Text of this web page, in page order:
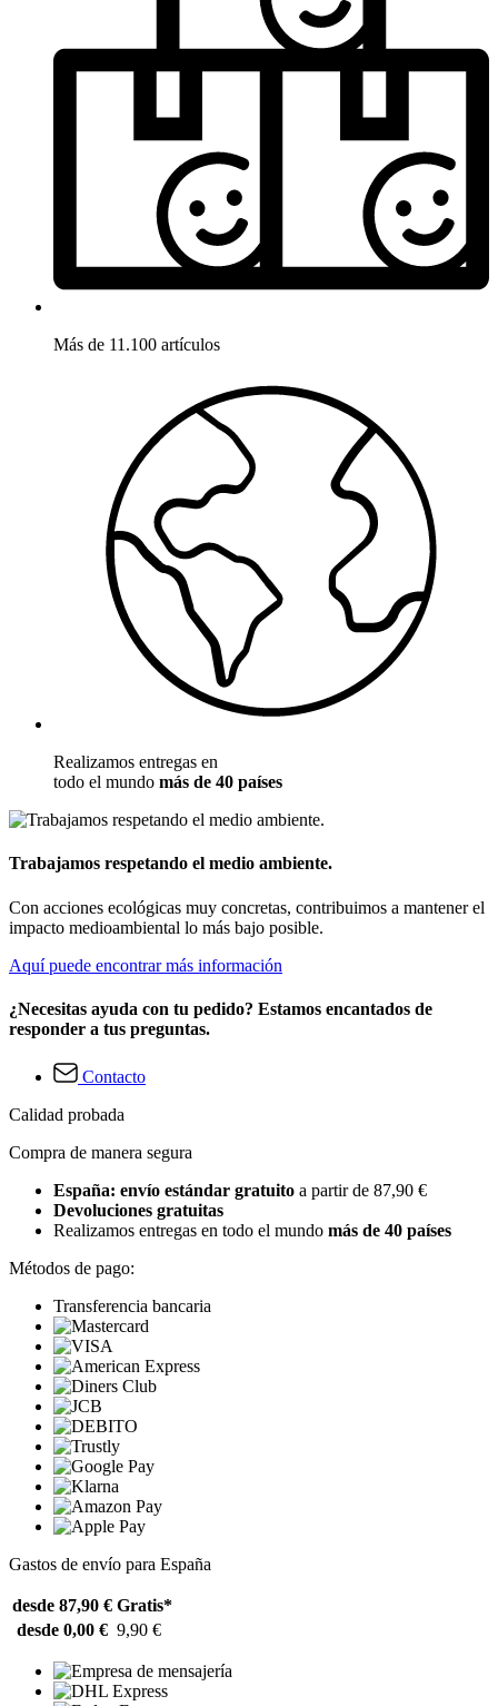
Más de 11.100 artículos
Realizamos entregas en
todo el mundo más de 40 países
Trabajamos respetando el medio ambiente.
Con acciones ecológicas muy concretas, contribuimos a mantener el
impacto medioambiental lo más bajo posible.
Aquí puede encontrar más información
¿Necesitas ayuda con tu pedido? Estamos encantados de
responder a tus preguntas.
Contacto
Calidad probada
Compra de manera segura
España: envío estándar gratuito a partir de 87,90 €
Devoluciones gratuitas
Realizamos entregas en todo el mundo más de 40 países
Métodos de pago:
Transferencia bancaria
Gastos de envío para España
desde 87,90 € Gratis*
desde 0,00 € 9,90 €